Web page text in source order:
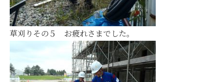
草刈りその５ お疲れさまでした。